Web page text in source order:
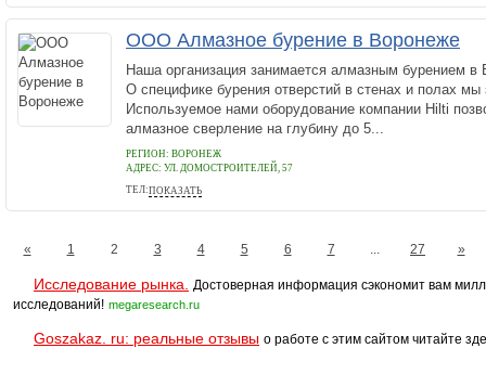
ООО Алмазное бурение в Воронеже
Наша организация занимается алмазным бурением в
О специфике бурения отверстий в стенах и полах
Используемое нами оборудование компании Hilti
алмазное сверление на глубину до 5...
РЕГИОН: ВОРОНЕЖ
АДРЕС: УЛ. ДОМОСТРОИТЕЛЕЙ, 57
ТЕЛ:ПОКАЗАТЬ
+79204251325
« 1 2 3 4 5 6 7 ... 27 »
Исследование рынка.
Достоверная информация сэкономит вам
исследований! megaresearch.ru
Goszakaz. ru: реальные отзывы о работе с этим сайтом читайте